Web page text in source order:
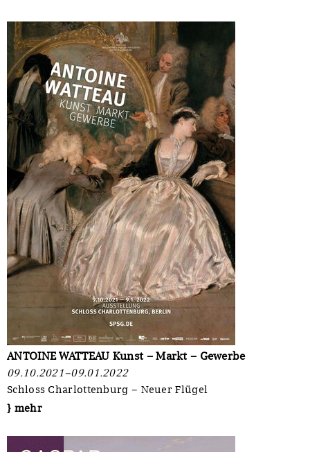
ANTOINE WATTEAU Kunst – Markt – Gewerbe
09.10.2021–09.01.2022
Schloss Charlottenburg – Neuer Flügel
} mehr